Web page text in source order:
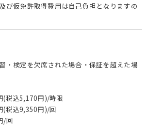
び仮免許取得費用は自己負担となりますの
・検定を欠席された場合・保証を超えた場
税込5,170円)/時限
税込9,350円)/回
/回